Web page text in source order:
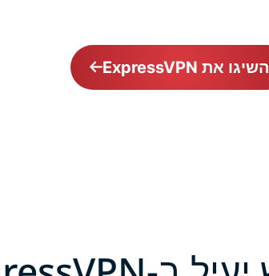
השיגו את ExpressVPN